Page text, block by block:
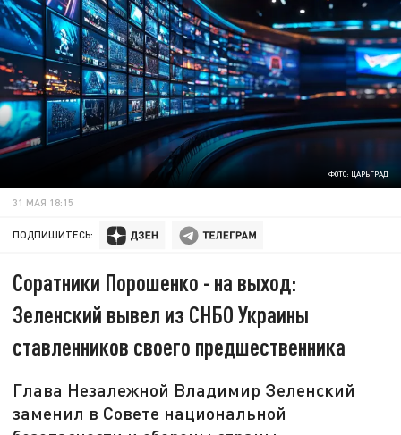
ФОТО: ЦАРЬГРАД
31 МАЯ 18:15
ПОДПИШИТЕСЬ:
Соратники Порошенко - на выход:
Зеленский вывел из СНБО Украины
ставленников своего предшественника
Глава Незалежной Владимир Зеленский
заменил в Совете национальной